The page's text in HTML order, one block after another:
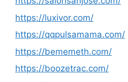
https://luxivor.com/
https://qqpulsamama.com/
https://bememeth.com/
https://boozetrac.com/